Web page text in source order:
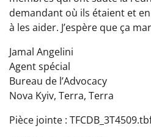
demandant où ils étaient et
à les aider. J’espère que ça
Jamal Angelini
Agent spécial
Bureau de l’Advocacy
Nova Kyiv, Terra, Terra
Pièce jointe :